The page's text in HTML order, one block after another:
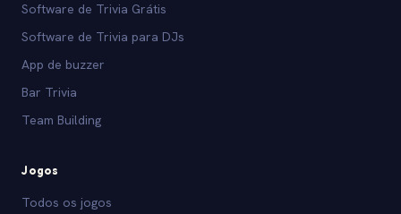
Software de Trivia Grátis
Software de Trivia para DJs
App de buzzer
Bar Trivia
Team Building
Jogos
Todos os jogos